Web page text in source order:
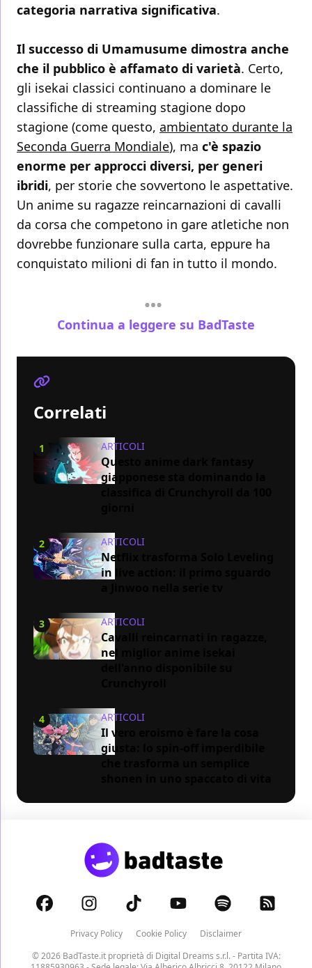
categoria narrativa significativa.
Il successo di Umamusume dimostra anche
che il pubblico è affamato di varietà. Certo,
gli isekai classici continuano a dominare le
classifiche di streaming stagione dopo
stagione (come questo, ambientato durante la
Seconda Guerra Mondiale), ma c'è spazio
enorme per approcci diversi, per generi
ibridi, per storie che sovvertono le aspettative.
Un anime su ragazze reincarnazioni di cavalli
da corsa che competono in gare atletiche non
dovrebbe funzionare sulla carta, eppure ha
conquistato milioni di fan in tutto il mondo.
Continua a leggere su BadTaste
Correlati
1 ARTICOLI
Questo anime dark fantasy
giapponese sta dominando la
2 ARTICOLI
Netflix trasforma Solo Leveling
in live action: il primo sguardo
3 ARTICOLI
Cavalli reincarnati in ragazze,
nel miglior anime isekai
4 ARTICOLI
Il vero eroismo è fare la cosa
giusta: lo spin-off imperdibile
Privacy Policy Cookie Policy
Disclaimer
© 2026 BadTaste.it proprietà di Digital Dreams s.r.l.- Partita IVA: